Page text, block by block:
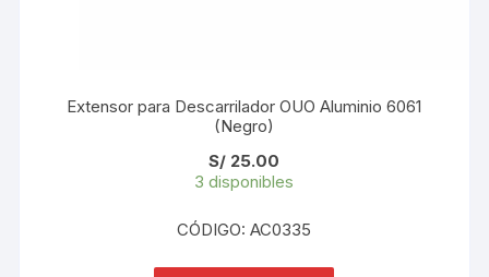
Extensor para Descarrilador OUO Aluminio 6061
(Negro)
S/ 25.00
3 disponibles
CÓDIGO: AC0335